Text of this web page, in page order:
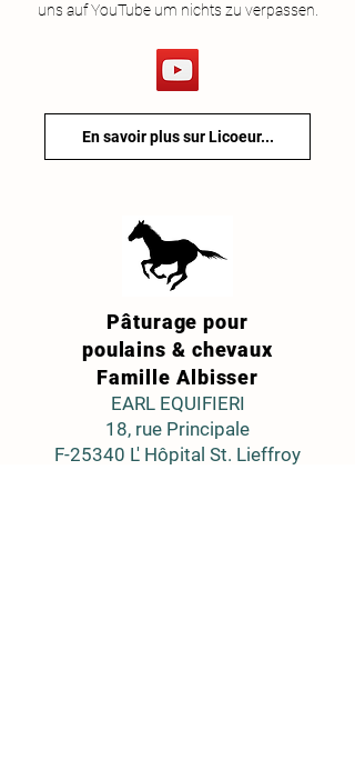
uns auf YouTube um nichts zu verpassen.
En savoir plus sur Licoeur...
Pâturage pour
poulains & chevaux
Famille Albisser
EARL EQUIFIERI
18, rue Principale
F-25340 L' Hôpital St. Lieffroy